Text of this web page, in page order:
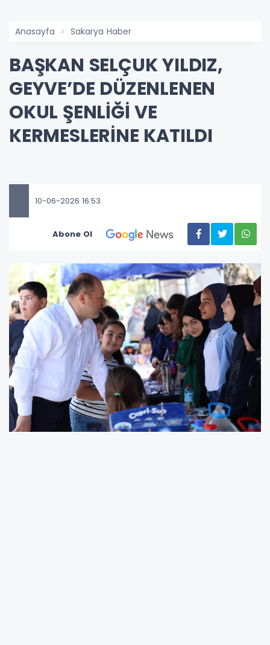
Anasayfa Sakarya Haber
BAŞKAN SELÇUK YILDIZ,
GEYVE’DE DÜZENLENEN
OKUL ŞENLİĞİ VE
KERMESLERİNE KATILDI
10-06-2026 16:53
Abone Ol